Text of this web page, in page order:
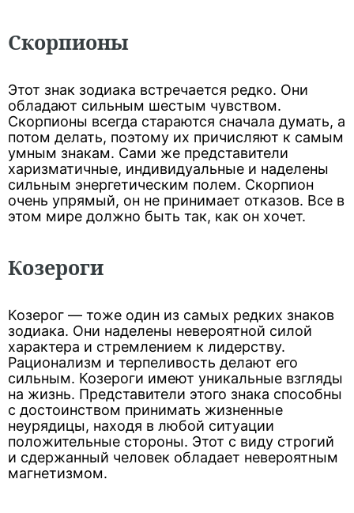
Скорпионы
Этот знак зодиака встречается редко. Они
обладают сильным шестым чувством.
Скорпионы всегда стараются сначала думать, а
потом делать, поэтому их причисляют к самым
умным знакам. Сами же представители
харизматичные, индивидуальные и наделены
сильным энергетическим полем. Скорпион
очень упрямый, он не принимает отказов. Все в
этом мире должно быть так, как он хочет.
Козероги
Козерог — тоже один из самых редких знаков
зодиака. Они наделены невероятной силой
характера и стремлением к лидерству.
Рационализм и терпеливость делают его
сильным. Козероги имеют уникальные взгляды
на жизнь. Представители этого знака способны
с достоинством принимать жизненные
неурядицы, находя в любой ситуации
положительные стороны. Этот с виду строгий
и сдержанный человек обладает невероятным
магнетизмом.